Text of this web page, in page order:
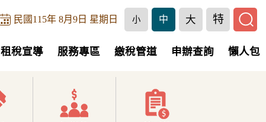
民國115年 8月9日 星期日 小 中 大 特
租稅宣導 服務專區 繳稅管道 申辦查詢 懶人包